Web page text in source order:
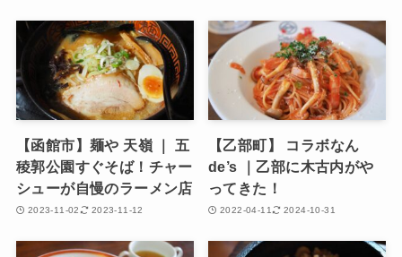
【函館市】麺や 天嶺 ｜ 五
稜郭公園すぐそば！チャー
シューが自慢のラーメン店
2023-11-02 2023-11-12
【乙部町】 コラボなん
de’s ｜乙部に木古内がや
ってきた！
2022-04-11 2024-10-31